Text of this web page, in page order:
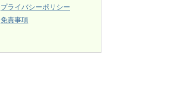
プライバシーポリシー
免責事項